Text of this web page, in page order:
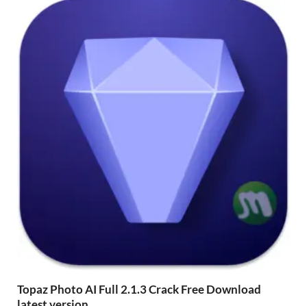
Topaz Photo AI Full 2.1.3 Crack Free Download